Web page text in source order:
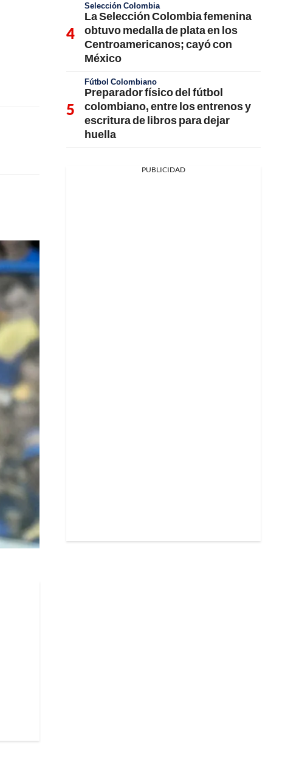
Selección Colombia
La Selección Colombia femenina
obtuvo medalla de plata en los
Centroamericanos; cayó con
México
Fútbol Colombiano
Preparador físico del fútbol
colombiano, entre los entrenos y
escritura de libros para dejar
huella
PUBLICIDAD